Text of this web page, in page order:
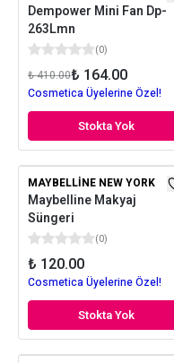
Dempower Mini Fan Dp-
263Lmn
(0)
₺ 410.00₺ 164.00
Cosmetica Üyelerine Özel!
Stokta Yok
MAYBELLINE NEW YORK
Maybelline Makyaj
Süngeri
(0)
₺ 120.00
Cosmetica Üyelerine Özel!
Stokta Yok